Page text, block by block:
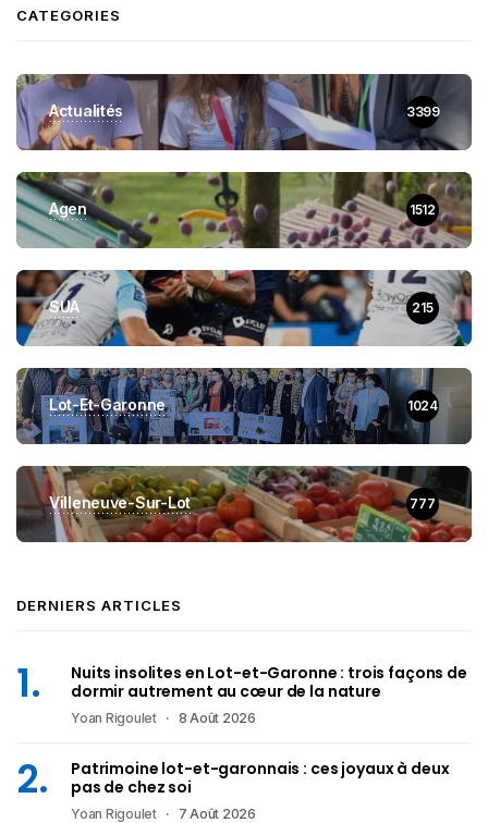
CATEGORIES
Actualités 3399
Agen 1512
SUA 215
Lot-Et-Garonne 1024
Villeneuve-Sur-Lot 777
DERNIERS ARTICLES
Nuits insolites en Lot-et-Garonne : trois façons de
dormir autrement au cœur de la nature
Yoan Rigoulet 8 Août 2026
Patrimoine lot-et-garonnais : ces joyaux à deux
pas de chez soi
Yoan Rigoulet 7 Août 2026